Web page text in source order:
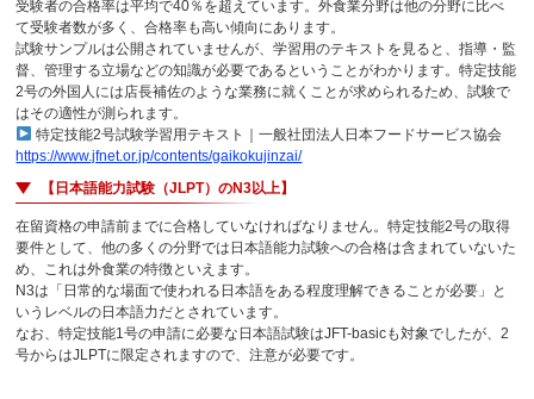
受験者の合格率は平均で40％を超えています。外食業分野は他の分野に比べ
て受験者数が多く、合格率も高い傾向にあります。
試験サンプルは公開されていませんが、学習用のテキストを見ると、指導・監
督、管理する立場などの知識が必要であるということがわかります。特定技能
2号の外国人には店長補佐のような業務に就くことが求められるため、試験で
はその適性が測られます。
特定技能2号試験学習用テキスト｜一般社団法人日本フードサービス協会
https://www.jfnet.or.jp/contents/gaikokujinzai/
【日本語能力試験（JLPT）のN3以上】
在留資格の申請前までに合格していなければなりません。特定技能2号の取得
要件として、他の多くの分野では日本語能力試験への合格は含まれていないた
め、これは外食業の特徴といえます。
N3は「日常的な場面で使われる日本語をある程度理解できることが必要」と
いうレベルの日本語力だとされています。
なお、特定技能1号の申請に必要な日本語試験はJFT-basicも対象でしたが、2
号からはJLPTに限定されますので、注意が必要です。